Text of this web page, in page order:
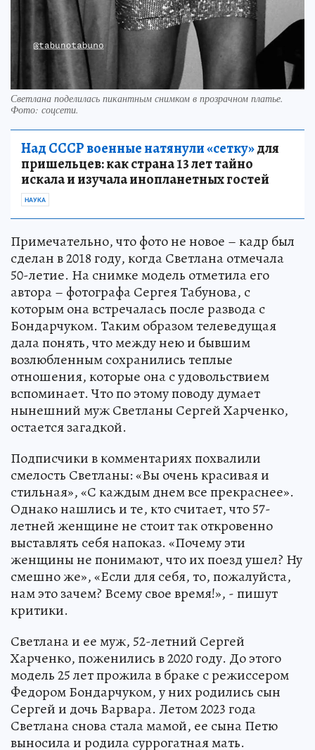
Светлана поделилась пикантным снимком в прозрачном платье.
Фото: соцсети.
Над СССР военные натянули «сетку»для
пришельцев: как страна 13 лет тайно
искала и изучала инопланетных гостей
НАУКА
Примечательно, что фото не новое – кадр был
сделан в 2018 году, когда Светлана отмечала
50-летие. На снимке модель отметила его
автора – фотографа Сергея Табунова, с
которым она встречалась после развода с
Бондарчуком. Таким образом телеведущая
дала понять, что между нею и бывшим
возлюбленным сохранились теплые
отношения, которые она с удовольствием
вспоминает. Что по этому поводу думает
нынешний муж Светланы Сергей Харченко,
остается загадкой.
Подписчики в комментариях похвалили
смелость Светланы: «Вы очень красивая и
стильная», «С каждым днем все прекраснее».
Однако нашлись и те, кто считает, что 57-
летней женщине не стоит так откровенно
выставлять себя напоказ. «Почему эти
женщины не понимают, что их поезд ушел? Ну
смешно же», «Если для себя, то, пожалуйста,
нам это зачем? Всему свое время!», - пишут
критики.
Светлана и ее муж, 52-летний Сергей
Харченко, поженились в 2020 году. До этого
модель 25 лет прожила в браке с режиссером
Федором Бондарчуком, у них родились сын
Сергей и дочь Варвара. Летом 2023 года
Светлана снова стала мамой, ее сына Петю
выносила и родила суррогатная мать.